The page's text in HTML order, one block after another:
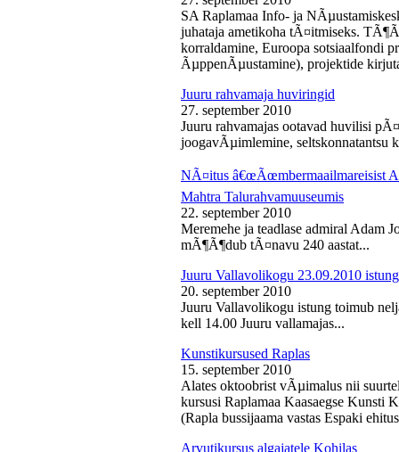
SA Raplamaa Info- ja
juhataja ametikoha tÃ¤itmiseks.
korraldamine, Euroopa sotsiaalfondi
ÃµppenÃµustamine), projektide
Juuru rahvamaja huviringid
27. september 2010
Juuru rahvamajas ootavad huvilisi
joogavÃµimlemine, seltskonnatantsu
NÃ¤itus â€œÃœmbermaailmareisist
Mahtra Talurahvamuuseumis
22. september 2010
Meremehe ja teadlase admiral Adam
mÃ¶Ã¶dub tÃ¤navu 240 aastat...
Juuru Vallavolikogu 23.09.2010 istung
20. september 2010
Juuru Vallavolikogu istung toimub
kell 14.00 Juuru vallamajas...
Kunstikursused Raplas
15. september 2010
Alates oktoobrist vÃµimalus nii
kursusi Raplamaa Kaasaegse Kunsti
(Rapla bussijaama vastas Espaki
Arvutikursus algajatele Kohilas